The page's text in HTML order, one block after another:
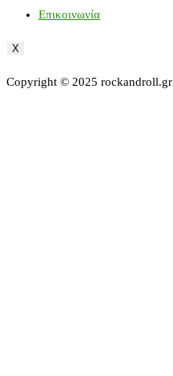
Επικοινωνία
X
Copyright © 2025 rockandroll.gr